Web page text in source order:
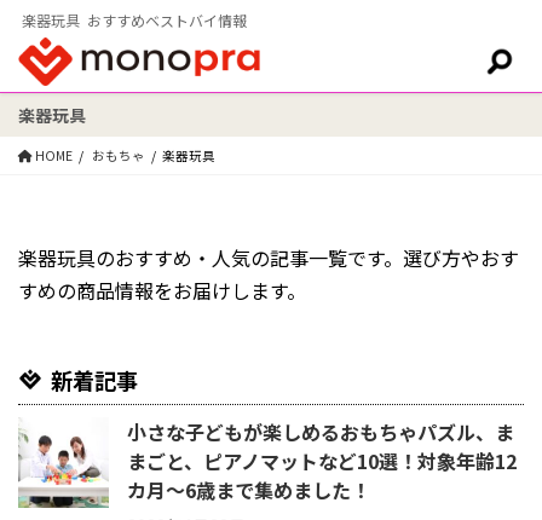
楽器玩具 おすすめベストバイ情報
検索:
楽器玩具
HOME おもちゃ 楽器玩具
楽器玩具のおすすめ・人気の記事一覧です。選び方やおす
すめの商品情報をお届けします。
新着記事
小さな子どもが楽しめるおもちゃパズル、ま
まごと、ピアノマットなど10選！対象年齢12
カ月〜6歳まで集めました！